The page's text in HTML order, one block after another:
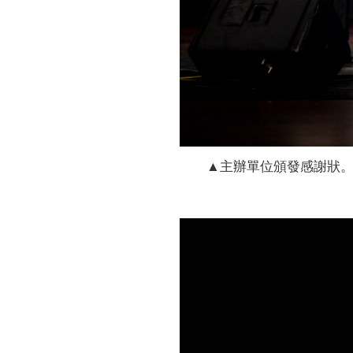
▲主辦單位頒發感謝狀。